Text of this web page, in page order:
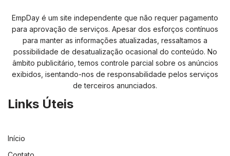
EmpDay é um site independente que não requer pagamento
para aprovação de serviços. Apesar dos esforços contínuos
para manter as informações atualizadas, ressaltamos a
possibilidade de desatualização ocasional do conteúdo. No
âmbito publicitário, temos controle parcial sobre os anúncios
exibidos, isentando-nos de responsabilidade pelos serviços
de terceiros anunciados.
Links Úteis
Início